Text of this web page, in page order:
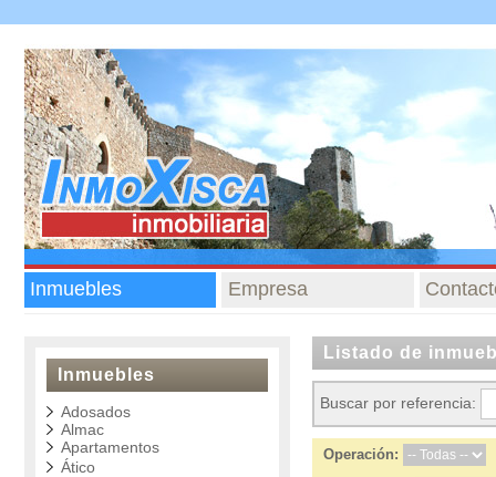
Inmuebles Empresa
Inmuebles
Adosados
Almac
Apartamentos
Ático
Listado de
Buscar por referencia:
Operación: